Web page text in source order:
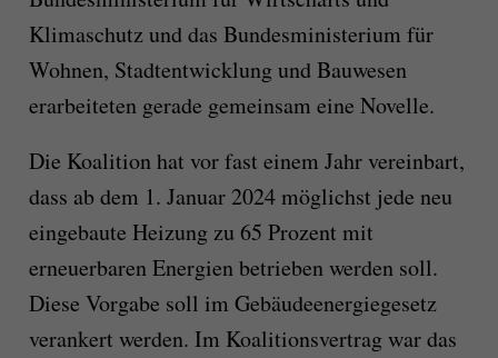
Klimaschutz und das Bundesministerium für
Wohnen, Stadtentwicklung und Bauwesen
erarbeiteten gerade gemeinsam eine Novelle.
Die Koalition hat vor fast einem Jahr vereinbart,
dass ab dem 1. Januar 2024 möglichst jede neu
eingebaute Heizung zu 65 Prozent mit
erneuerbaren Energien betrieben werden soll.
Diese Vorgabe soll im Gebäudeenergiegesetz
verankert werden. Im Koalitionsvertrag war das